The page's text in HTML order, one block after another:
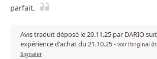
parfait.
Avis traduit déposé le 20.11.25 par DARIO
expérience d'achat du 21.10.25- voir l'original
Signaler